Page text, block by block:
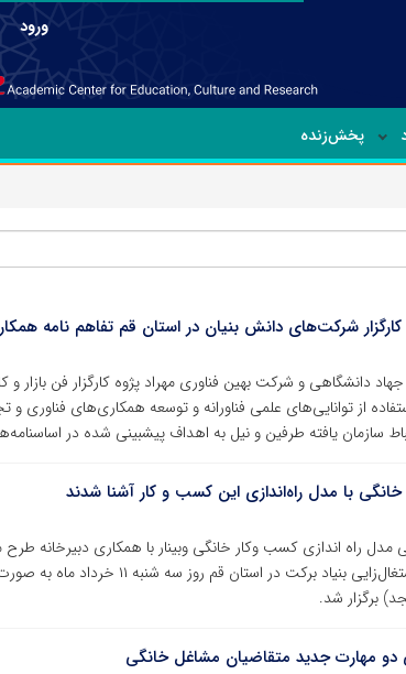
ورود
پخش‌زنده
شرکت‌های دانش بنیان در استان قم تفاهم نامه
دانشگاهی و شرکت بهین فناوری مهراد پژوه کارگزار فن بازار
از توانایی‌های علمی فناورانه و توسعه همکاری‌های فناوری
سازمان یافته طرفین و نیل به اهداف پیشبینی شده در
با مدل راه‌اندازی این کسب و کار آشنا شدند
مدل راه اندازی کسب وکار خانگی وبینار با همکاری دبیرخانه
مجری طرح های اشتغال‌زایی بنیاد برکت
برگزار شد.
دو مهارت جدید متقاضیان مشاغل خانگی